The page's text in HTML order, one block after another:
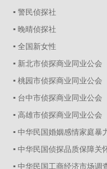
▪ 警民侦探社
▪ 晚晴侦探社
▪ 全国新女性
▪ 新北市侦探商业同业公会
▪ 桃园市侦探商业同业公会
▪ 台中市侦探商业同业公会
▪ 高雄市侦探商业同业公会
▪ 中华民国婚姻感情家庭暴
▪ 中华民国侦探品质保障关
▪ 中华民国工商经济市场调